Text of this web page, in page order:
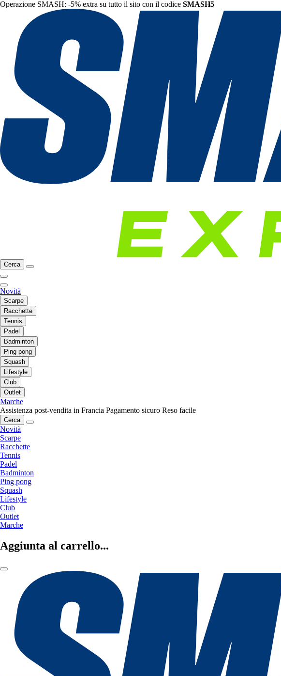
Operazione SMASH: -5% extra su tutto il sito con il codice SMASH5
Cerca
Novità
Scarpe
Racchette
Tennis
Padel
Badminton
Ping pong
Squash
Lifestyle
Club
Outlet
Marche
Assistenza post-vendita in Francia Pagamento sicuro Reso facile
Cerca
Novità
Scarpe
Racchette
Tennis
Padel
Badminton
Ping pong
Squash
Lifestyle
Club
Outlet
Marche
Aggiunta al carrello...